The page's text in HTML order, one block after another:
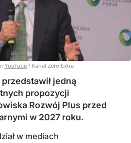
YouTube / Kanał Zero Extra
jedną
propozycji
Rozwój Plus przed
w 2027 roku.
w mediach